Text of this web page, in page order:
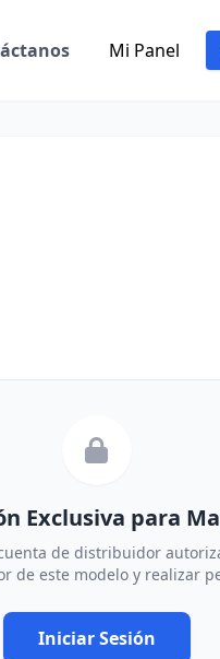
Mi Panel
Exclusiva para
de distribuidor
de este modelo y realizar
Iniciar Sesión